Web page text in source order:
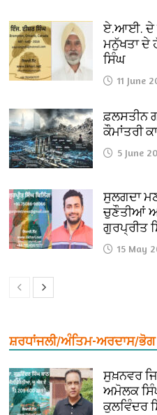
ਏ.ਆਈ. ਦੇ
ਮਨੁੱਖਤਾ ਦੇ
ਸਿੰਘ
11 June
ਫ਼ਲਸਤੀਨ
ਕੌਮਾਂਤਰੀ
5 June
ਸੁਲਗਦਾ
ਚੁਣੌਤੀਆਂ
ਗੁਰਪ੍ਰੀਤ
15 May
ਸ਼ਰਧਾਂਜਲੀ/ਅੰਤਿਮ-ਅਰਦਾਸ/ਭੋਗ
ਸੁਖ਼ਨਵਰ
ਅਮੋਲਕ
ਕੁਲਵਿੰਦਰ